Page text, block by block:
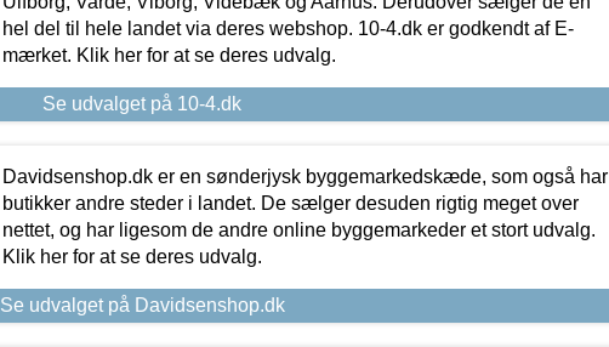
hel del til hele landet via deres webshop. 10-4.dk er godkendt af E-
mærket. Klik her for at se deres udvalg.
Se udvalget på 10-4.dk
Davidsenshop.dk er en sønderjysk byggemarkedskæde, som også har
butikker andre steder i landet. De sælger desuden rigtig meget over
nettet, og har ligesom de andre online byggemarkeder et stort udvalg.
Klik her for at se deres udvalg.
Se udvalget på Davidsenshop.dk